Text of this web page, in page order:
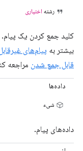
رشته اختیاری
کلید جمع کردن یک پیام.
بیشتر به پیام‌های
قابل جمع شدن مراجعه
داده‌ها
شیء
داده‌های پیام.